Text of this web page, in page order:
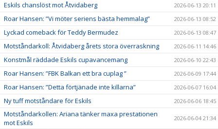
Eskils chanslöst mot Åtvidaberg 2026-06-13 20:11
Roar Hansen: ”Vi möter seriens bästa hemmalag” 2026-06-13 08:52
Lyckad comeback för Teddy Bermudez 2026-06-13 08:47
Motståndarkoll: Åtvidaberg årets stora överraskning 2026-06-11 14:46
Konstmål räddade Eskils cupavancemang 2026-06-10 22:43
Roar Hansen: ”FBK Balkan ett bra cuplag ” 2026-06-09 17:44
Roar Hansen: ”Detta förtjänade inte killarna” 2026-06-07 16:04
Ny tuff motståndare för Eskils 2026-06-06 18:45
Motståndarkollen: Ariana tänker maxa prestationen
mot Eskils
2026-06-04 21:34